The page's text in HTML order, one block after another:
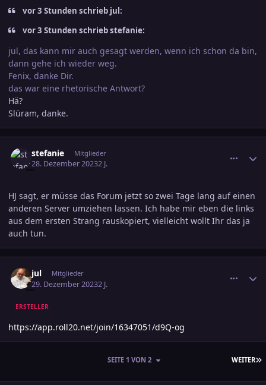
vor 3 Stunden schrieb jul:
vor 3 Stunden schrieb stefanie:
jul, das kann mir auch gesagt werden, wenn ich schon da bin,
dann gehe ich wieder weg.
Fenix, danke Dir.
das war eine rhetorische Antwort?
Hä?
Slüram, danke.
stefanie Mitglieder
28. Dezember 20232 J.
HJ sagt, er müsse das Forum jetzt so zwei Tage lang auf einen
anderen Server umziehen lassen. Ich habe mir eben die links
aus dem ersten Strang rauskopiert, vielleicht wollt Ihr das ja
auch tun.
jul Mitglieder
29. Dezember 20232 J.
ERSTELLER
https://app.roll20.net/join/16347051/d9Q-og
WEITER
SEITE 1 VON 2